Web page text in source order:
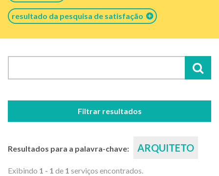
resultado da pesquisa de satisfação
Filtrar resultados
Resultados para a palavra-chave: ARQUITETO
Exibindo 1 - 1 de 1 serviços encontrados.